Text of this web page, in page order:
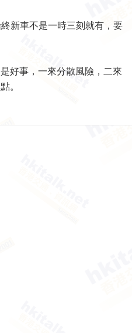
新車不是一時三刻就有，要
好事，一來分散風險，二來
。